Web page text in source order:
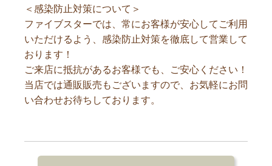
＜感染防止対策について＞
ファイブスターでは、常にお客様が安心してご利用
いただけるよう、感染防止対策を徹底して営業して
おります！
ご来店に抵抗があるお客様でも、ご安心ください！
当店では通販販売もございますので、お気軽にお問
い合わせお待ちしております。